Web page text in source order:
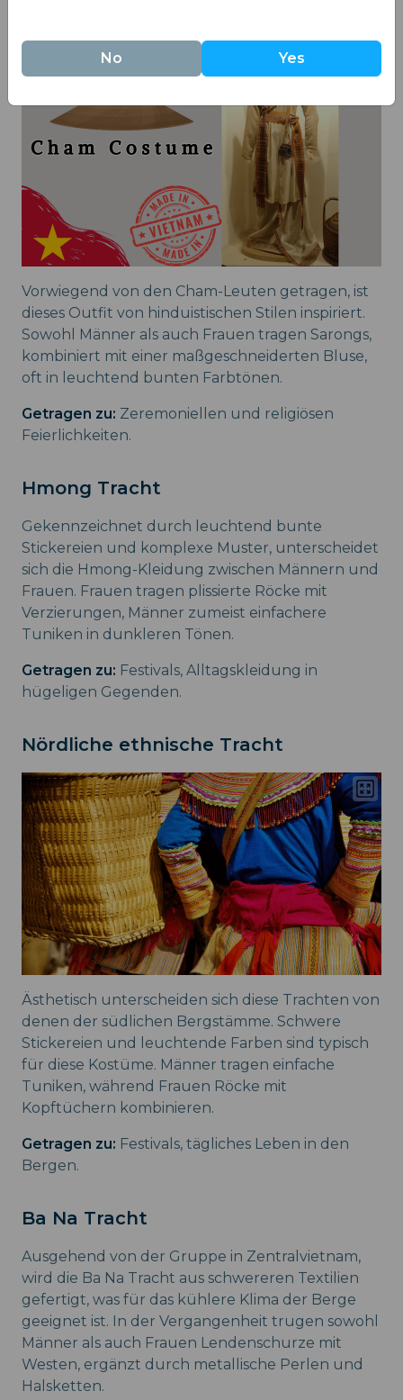
Cham Tracht
Vorwiegend von den Cham-Leuten getragen, ist
dieses Outfit von hinduistischen Stilen inspiriert.
Sowohl Männer als auch Frauen tragen Sarongs,
kombiniert mit einer maßgeschneiderten Bluse,
oft in leuchtend bunten Farbtönen.
Getragen zu: Zeremoniellen und religiösen
Feierlichkeiten.
Hmong Tracht
Gekennzeichnet durch leuchtend bunte
Stickereien und komplexe Muster, unterscheidet
sich die Hmong-Kleidung zwischen Männern und
Frauen. Frauen tragen plissierte Röcke mit
Verzierungen, Männer zumeist einfachere
Tuniken in dunkleren Tönen.
Getragen zu: Festivals, Alltagskleidung in
hügeligen Gegenden.
Nördliche ethnische Tracht
Ästhetisch unterscheiden sich diese Trachten von
denen der südlichen Bergstämme. Schwere
Stickereien und leuchtende Farben sind typisch
für diese Kostüme. Männer tragen einfache
Tuniken, während Frauen Röcke mit
Kopftüchern kombinieren.
Getragen zu: Festivals, tägliches Leben in den
Bergen.
Ba Na Tracht
Ausgehend von der Gruppe in Zentralvietnam,
wird die Ba Na Tracht aus schwereren Textilien
gefertigt, was für das kühlere Klima der Berge
geeignet ist. In der Vergangenheit trugen sowohl
Männer als auch Frauen Lendenschurze mit
Westen, ergänzt durch metallische Perlen und
Halsketten.
No Yes